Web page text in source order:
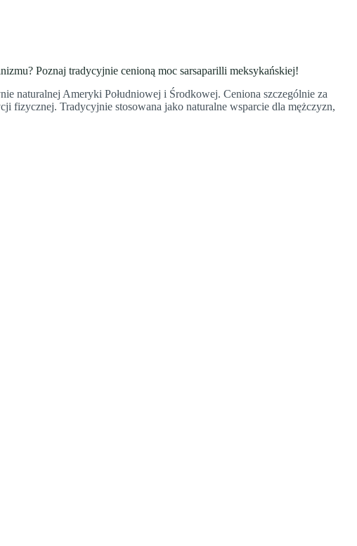
Poznaj tradycyjnie cenioną moc sarsaparilli meksykańskiej!
naturalnej Ameryki Południowej i Środkowej. Ceniona szczególnie za
fizycznej. Tradycyjnie stosowana jako naturalne wsparcie dla mężczyzn,